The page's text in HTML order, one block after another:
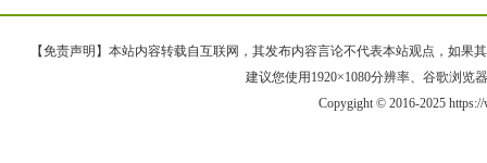
【免责声明】本站内容转载自互联网，其发布内容言论不代表本站观点，如果
建议您使用1920×1080分辨率、谷歌浏览
Copygight © 2016-2025